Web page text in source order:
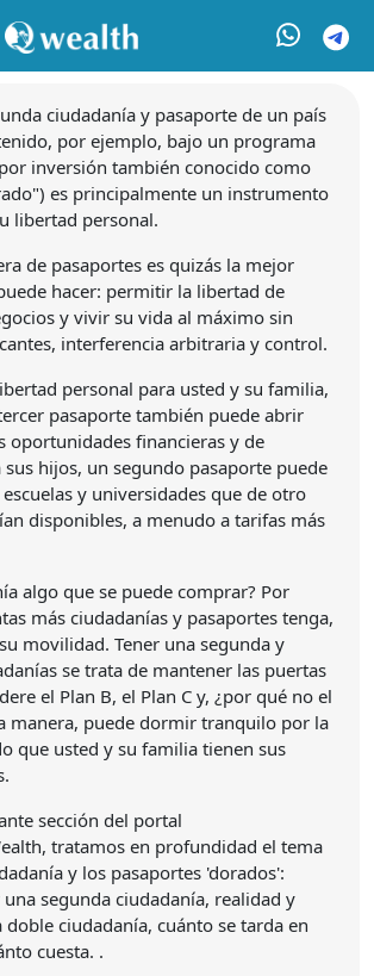
ciudadanía y pasaporte de un país
por ejemplo, bajo un programa
inversión también conocido como
es principalmente un instrumento
libertad personal.
de pasaportes es quizás la mejor
hacer: permitir la libertad de
y vivir su vida al máximo sin
interferencia arbitraria y control.
personal para usted y su familia,
pasaporte también puede abrir
oportunidades financieras y de
sus hijos, un segundo pasaporte puede
y universidades que de otro
disponibles, a menudo a tarifas más
algo que se puede comprar? Por
más ciudadanías y pasaportes tenga,
movilidad. Tener una segunda y
se trata de mantener las puertas
el Plan B, el Plan C y, ¿por qué no el
manera, puede dormir tranquilo por la
que usted y su familia tienen sus
sección del portal
tratamos en profundidad el tema
y los pasaportes 'dorados':
segunda ciudadanía, realidad y
ciudadanía, cuánto se tarda en
cuesta. .